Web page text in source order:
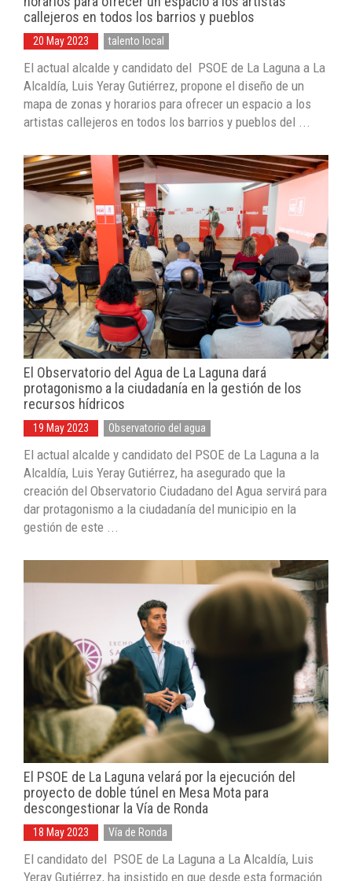
callejeros en todos los barrios y pueblos
20 May 2023 talento local
El actual alcalde y candidato del PSOE de La Laguna a La
Alcaldía, Luis Yeray Gutiérrez, propone el diseño de un
mapa de zonas y horarios para ofrecer un espacio a los
artistas callejeros en todos los barrios y pueblos del ...
El Observatorio del Agua de La Laguna dará
protagonismo a la ciudadanía en la gestión de los
recursos hídricos
19 May 2023 Observatorio del agua
El actual alcalde y candidato del PSOE de La Laguna a la
Alcaldía, Luis Yeray Gutiérrez, ha asegurado que la
creación del Observatorio Ciudadano del Agua servirá para
dar protagonismo a la ciudadanía del municipio en la
gestión de este ...
El PSOE de La Laguna velará por la ejecución del
proyecto de doble túnel en Mesa Mota para
descongestionar la Vía de Ronda
18 May 2023 Vía de Ronda
El candidato del PSOE de La Laguna a La Alcaldía, Luis
Yeray Gutiérrez, ha insistido en que desde esta formación